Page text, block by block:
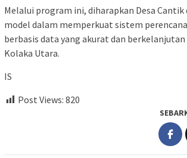
Melalui program ini, diharapkan Desa
model dalam memperkuat sistem
berbasis data yang akurat dan
Kolaka Utara.
IS
Post Views: 820